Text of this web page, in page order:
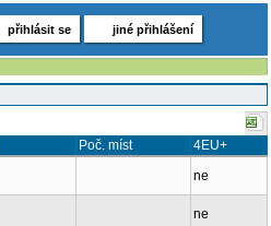
přihlásit se jiné přihlášení
Poč. míst
4EU+
ne
ne